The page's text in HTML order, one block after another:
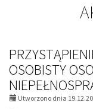
OSOBISTY
Utworzono dnia